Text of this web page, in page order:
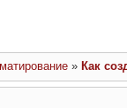
» Как